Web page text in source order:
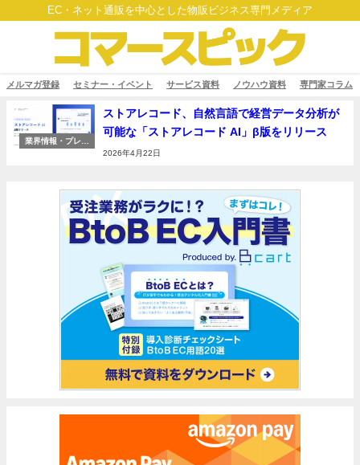
EC・ネット通販を中心とした物販ビジネス専門メディア
メルマガ登録 セミナー・イベント サービス資料 ノウハウ資料 専門家コラム
業界情報・プレス
ストアレコード、自然言語で経営データ分析が
可能な「ストアレコード AI」β版をリリース
2026年4月22日